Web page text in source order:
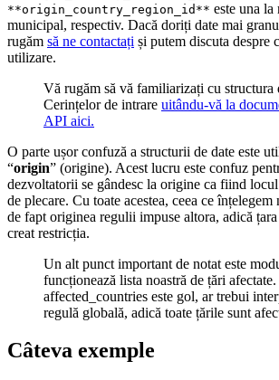
**origin_country_region_id** este una la
municipal, respectiv. Dacă doriți date mai
rugăm să ne contactați și putem discuta despre
utilizare.
Vă rugăm să vă familiarizați cu structura
Cerințelor de intrare uitându-vă la
API aici.
O parte ușor confuză a structurii de date este
“origin” (origine). Acest lucru este confuz
dezvoltatorii se gândesc la origine ca fiind
de plecare. Cu toate acestea, ceea ce
de fapt originea regulii impuse altora, adică țara
creat restricția.
Un alt punct important de notat este
funcționează lista noastră de țări
affected_countries este gol, ar trebui
regulă globală, adică toate țările sunt
Câteva exemple